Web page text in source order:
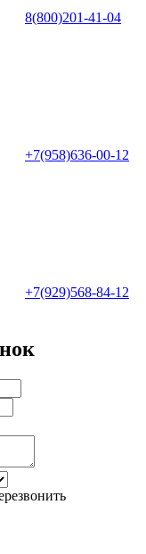
8(800)201-41-04
+7(958)636-00-12
+7(929)568-84-12